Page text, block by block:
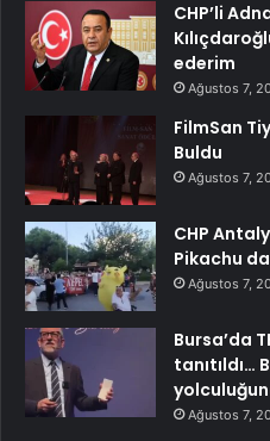
CHP’li
ederim
Ağustos 7,
FilmSan
Buldu
Ağustos 7,
CHP
Pikachu
Ağustos 7,
Bursa’da
tanıtıldı…
Ağustos 7,